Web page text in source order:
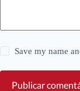
Save my name
Publicar